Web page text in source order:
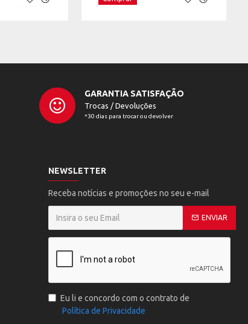
GARANTIA SATISFAÇÃO
Trocas / Devoluções
*30 dias para trocar ou devolver
NEWSLETTER
Receba notícias e promoções no seu e-mail
ENVIAR
Eu li e concordo com o contrato de
Política de Privacidade